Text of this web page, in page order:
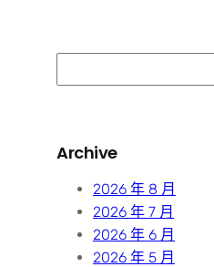
e
c
Archive
2026 年 8 月
2026 年 7 月
2026 年 6 月
2026 年 5 月